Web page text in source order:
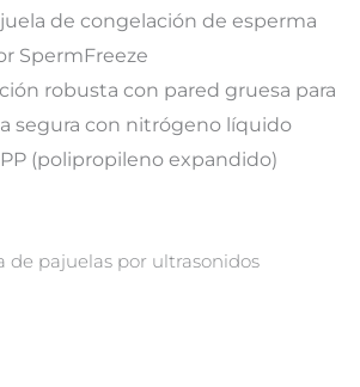
de congelación de esperma
SpermFreeze
robusta con pared gruesa para
segura con nitrógeno líquido
(polipropileno expandido)
de pajuelas por ultrasonidos